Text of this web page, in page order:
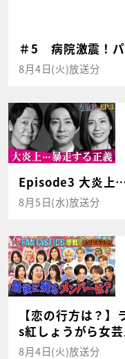
＃5 病院激震！
8月4日(火)放送分
Episode3 大炎上
8月5日(水)放送分
【恋の行方は？
s紅しょうがら女
8月4日(火)放送分